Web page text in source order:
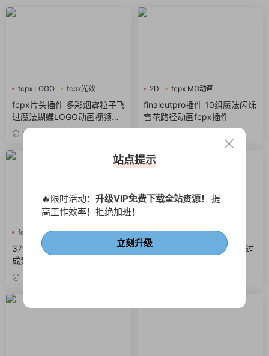
fcpx LOGO
fcpx光效
fcpx标题
fcpx片头插件 多彩烟雾粒子飞
过魔法蝴蝶LOGO动画视频开
场 2026-06-14
2D
fcpx MG动画
fcpx图形动画
finalcutpro插件 10组魔法闪烁
雪花路径动画fcpx插件
fcpx叠加层
fcpx图形动画
fcpx特效
37组烟雾粒子魔法视觉特效合
成素材fcpx插件
2025-02-04
fcpx光效 复古 粒子
10组复古胶片电影转场视频过
站点提示
🔥限时活动： 升级VIP免费下载全站资源！ 提
高工作效率！拒绝加班！
立刻升级